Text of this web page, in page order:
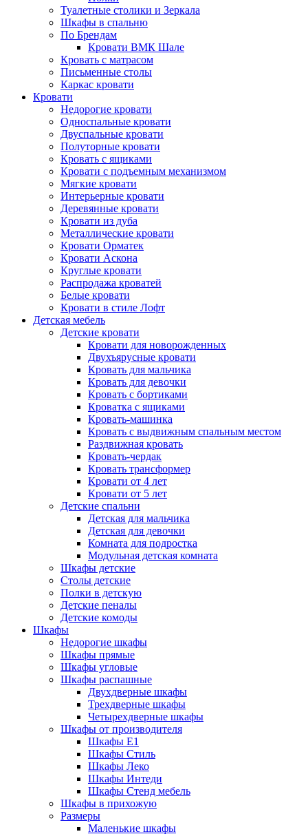
Туалетные столики и Зеркала
Шкафы в спальню
По Брендам
Кровати ВМК Шале
Кровать с матрасом
Письменные столы
Каркас кровати
Кровати
Недорогие кровати
Односпальные кровати
Двуспальные кровати
Полуторные кровати
Кровать с ящиками
Кровати с подъемным механизмом
Мягкие кровати
Интерьерные кровати
Деревянные кровати
Кровати из дуба
Металлические кровати
Кровати Орматек
Кровати Аскона
Круглые кровати
Распродажа кроватей
Белые кровати
Кровати в стиле Лофт
Детская мебель
Детские кровати
Кровати для новорожденных
Двухъярусные кровати
Кровать для мальчика
Кровать для девочки
Кровать с бортиками
Кроватка с ящиками
Кровать-машинка
Кровать с выдвижным спальным местом
Раздвижная кровать
Кровать-чердак
Кровать трансформер
Кровати от 4 лет
Кровати от 5 лет
Детские спальни
Детская для мальчика
Детская для девочки
Комната для подростка
Модульная детская комната
Шкафы детские
Столы детские
Полки в детскую
Детские пеналы
Детские комоды
Шкафы
Недорогие шкафы
Шкафы прямые
Шкафы угловые
Шкафы распашные
Двухдверные шкафы
Трехдверные шкафы
Четырехдверные шкафы
Шкафы от производителя
Шкафы E1
Шкафы Стиль
Шкафы Леко
Шкафы Интеди
Шкафы Стенд мебель
Шкафы в прихожую
Размеры
Маленькие шкафы